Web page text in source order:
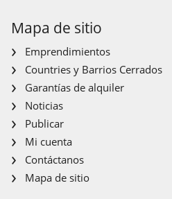
Mapa de sitio
Emprendimientos
Countries y Barrios Cerrados
Garantías de alquiler
Noticias
Publicar
Mi cuenta
Contáctanos
Mapa de sitio